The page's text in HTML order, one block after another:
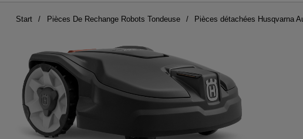
Start Pièces De Rechange Robots Tondeuse Pièces détachées Husqvarna